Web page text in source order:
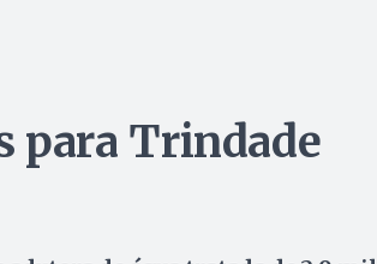
para Trindade